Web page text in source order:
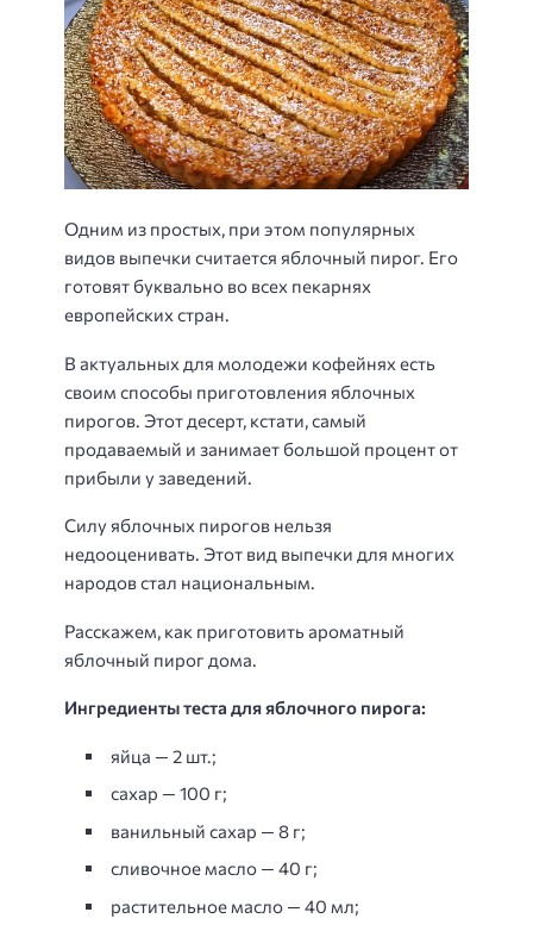
Одним из простых, при этом популярных
видов выпечки считается яблочный пирог. Его
готовят буквально во всех пекарнях
европейских стран.
В актуальных для молодежи кофейнях есть
своим способы приготовления яблочных
пирогов. Этот десерт, кстати, самый
продаваемый и занимает большой процент от
прибыли у заведений.
Силу яблочных пирогов нельзя
недооценивать. Этот вид выпечки для многих
народов стал национальным.
Расскажем, как приготовить ароматный
яблочный пирог дома.
Ингредиенты теста для яблочного пирога:
яйца — 2 шт.;
сахар — 100 г;
ванильный сахар — 8 г;
сливочное масло — 40 г;
растительное масло — 40 мл;